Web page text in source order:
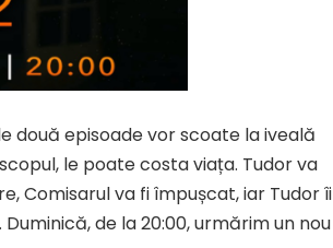
două episoade vor scoate la iveală
le poate costa viața. Tudor va
Comisarul va fi împușcat, iar Tudor îi
de la 20:00, urmărim un nou